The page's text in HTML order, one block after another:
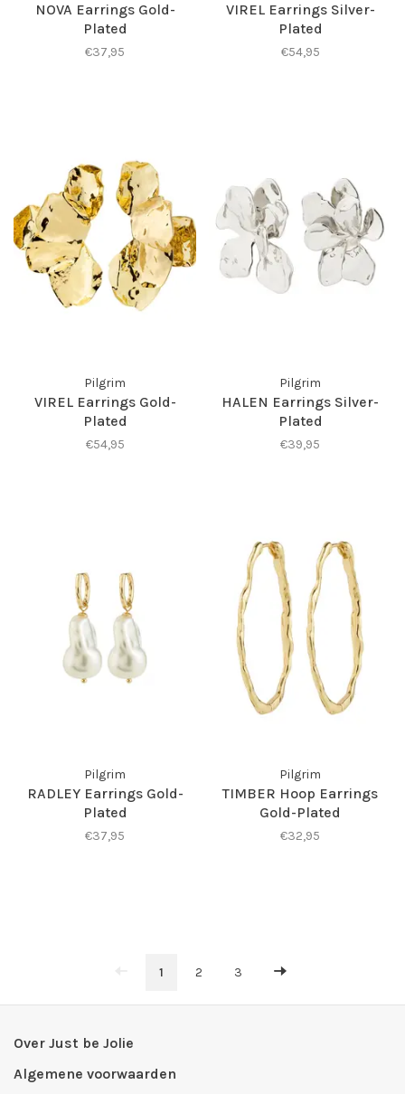
NOVA Earrings Gold-
Plated
€37,95
VIREL Earrings Silver-
Plated
€54,95
Pilgrim
VIREL Earrings Gold-
Plated
€54,95
Pilgrim
HALEN Earrings Silver-
Plated
€39,95
Pilgrim
RADLEY Earrings Gold-
Plated
€37,95
Pilgrim
TIMBER Hoop Earrings
Gold-Plated
€32,95
1 2 3
Over Just be Jolie
Algemene voorwaarden